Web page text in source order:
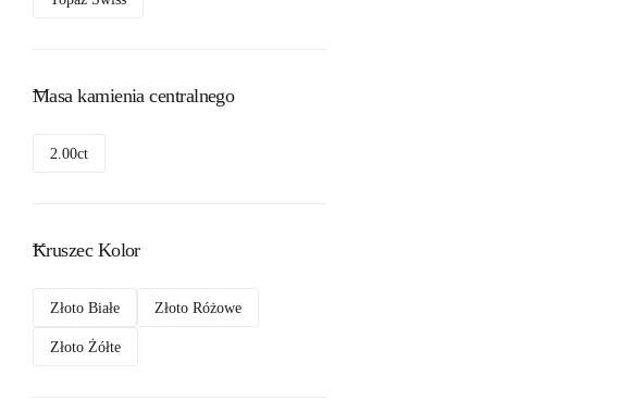
Masa kamienia centralnego
2.00ct
Kruszec Kolor
Złoto Białe Złoto Różowe
Złoto Żółte